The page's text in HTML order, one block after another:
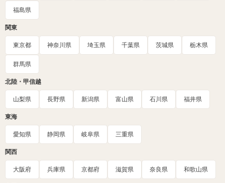
福島県
関東
東京都 神奈川県 埼玉県 千葉県 茨城県 栃木県
群馬県
北陸・甲信越
山梨県 長野県 新潟県 富山県 石川県 福井県
東海
愛知県 静岡県 岐阜県 三重県
関西
大阪府 兵庫県 京都府 滋賀県 奈良県 和歌山県